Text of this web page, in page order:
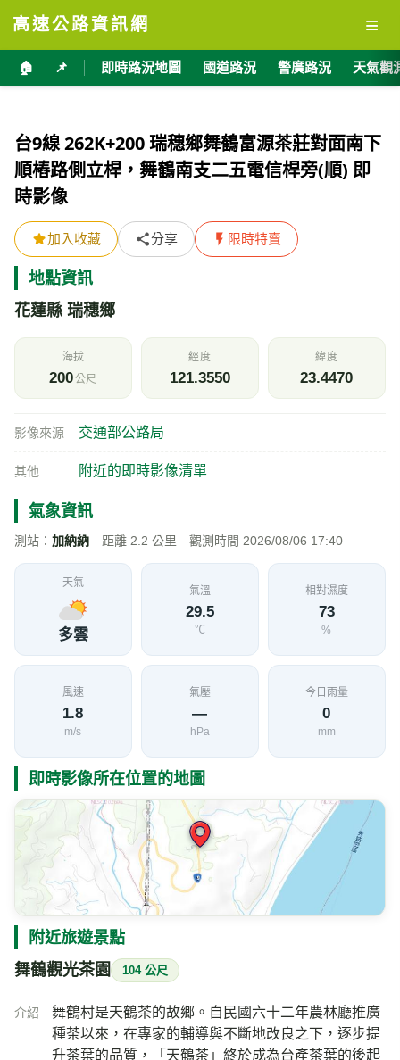
高速公路資訊網 ≡
🏠 📌 即時路況地圖 國道路況 警廣路況 天氣觀
順樁路側立桿，舞鶴南支二五電信桿旁(順) 即
時影像
加入收藏
地點資訊
花蓮縣 瑞穗鄉
海拔
200 公尺
影像來源 交通部公路局
附近的即時影像清單
氣象資訊
測站： 加納納距離 2.2 公里 觀測時間 2026/08/06 17:40
天氣
多雲
氣溫
29.5
相對濕度
%
1.8
即時影像所在位置的地圖